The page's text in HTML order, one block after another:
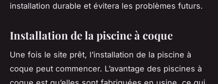
installation durable et évitera les problèmes futurs.
Installation de la piscine à coque
Une fois le site prêt, l’installation de la piscine à
coque peut commencer. L’avantage des piscines à